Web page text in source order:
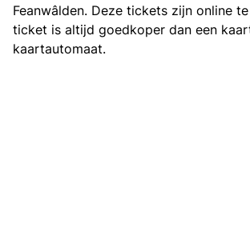
Feanwâlden. Deze tickets zijn online te
ticket is altijd goedkoper dan een
kaartautomaat.